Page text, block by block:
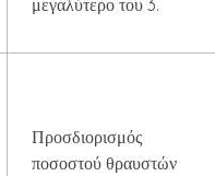
Προσδιορισμός
ποσοστού θραυστών